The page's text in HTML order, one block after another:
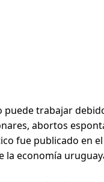
puede trabajar
abortos
fue publicado en
la economía